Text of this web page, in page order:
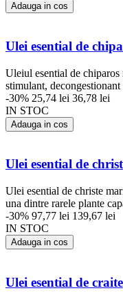
Adauga in cos
Ulei esential de
Uleiul esential de chiparos
stimulant,
-30% 25,74 lei 36,78 lei
IN STOC
Adauga in cos
Ulei esential de
Ulei esential de christe
una dintre rarele plante
-30% 97,77 lei 139,67 lei
IN STOC
Adauga in cos
Ulei esential de craite